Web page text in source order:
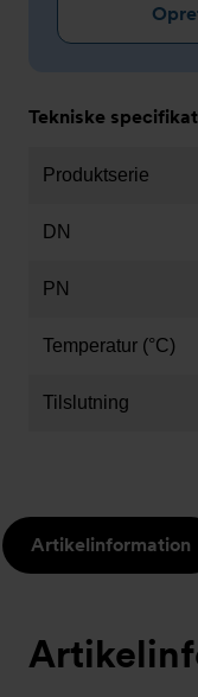
Tekniske
Produktserie
DN
PN
Temperatur (°C)
Tilslutning
Artikelinformation